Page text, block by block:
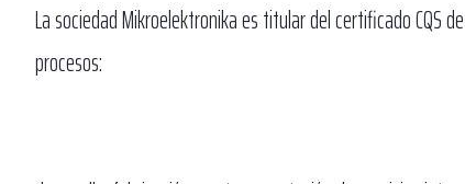
La sociedad Mikroelektronika es titular del certificado CQS
procesos: